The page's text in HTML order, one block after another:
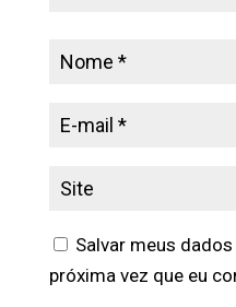
Salvar meus
próxima vez que eu